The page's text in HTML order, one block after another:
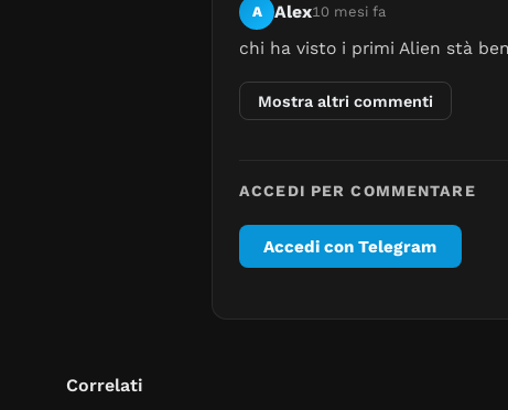
A Alex10 mesi fa
chi ha visto i primi Alien stà
Mostra altri commenti
ACCEDI PER COMMENTARE
Accedi con Telegram
Correlati